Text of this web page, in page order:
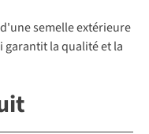
semelle extérieure
la qualité et la